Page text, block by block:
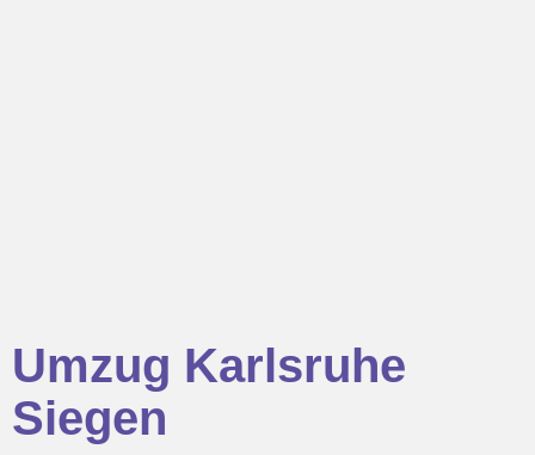
Umzug Karlsruhe
Siegen